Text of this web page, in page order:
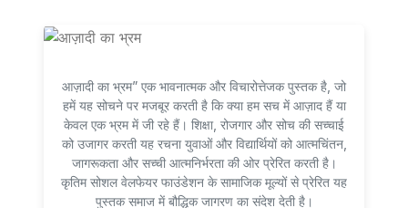
आज़ादी का भ्रम” एक भावनात्मक और विचारोत्तेजक पुस्तक है, जो
हमें यह सोचने पर मजबूर करती है कि क्या हम सच में आज़ाद हैं या
केवल एक भ्रम में जी रहे हैं। शिक्षा, रोजगार और सोच की सच्चाई
को उजागर करती यह रचना युवाओं और विद्यार्थियों को आत्मचिंतन,
जागरूकता और सच्ची आत्मनिर्भरता की ओर प्रेरित करती है।
कृतिम सोशल वेलफेयर फाउंडेशन के सामाजिक मूल्यों से प्रेरित यह
पुस्तक समाज में बौद्धिक जागरण का संदेश देती है।